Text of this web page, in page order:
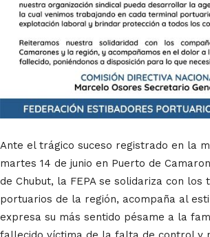
Ante el trágico suceso registrado en la
martes 14 de junio en Puerto de
de Chubut, la FEPA se solidariza con los
portuarios de la región, acompaña al
expresa su más sentido pésame a la